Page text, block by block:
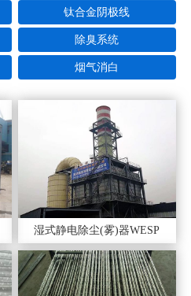
钛合金阴极线
除臭系统
烟气消白
湿式静电除尘(雾)器WESP